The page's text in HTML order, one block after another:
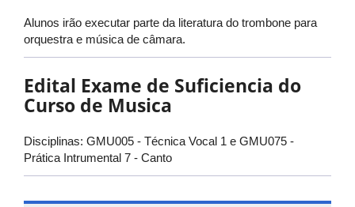
Alunos irão executar parte da literatura do trombone para
orquestra e música de câmara.
Edital Exame de Suficiencia do
Curso de Musica
Disciplinas: GMU005 - Técnica Vocal 1 e GMU075 -
Prática Intrumental 7 - Canto